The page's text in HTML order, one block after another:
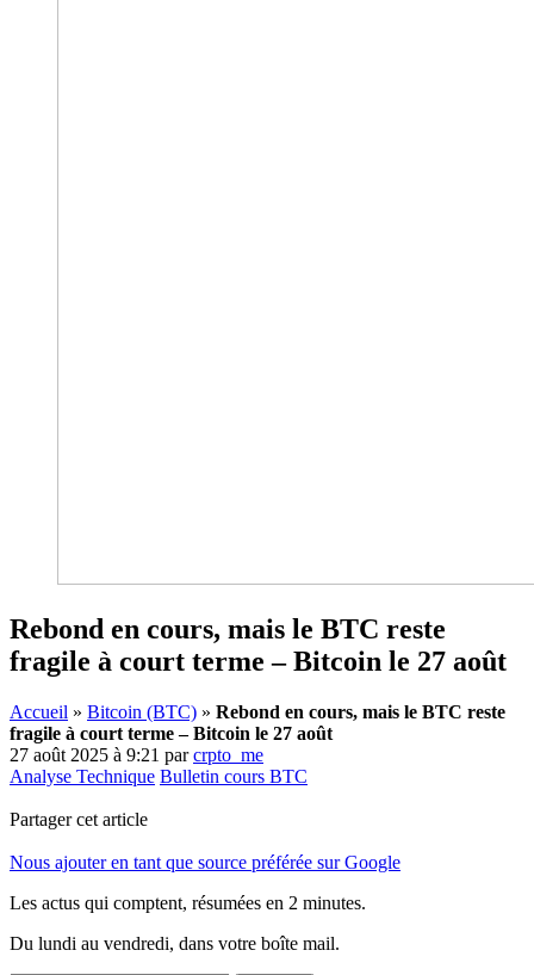
Rebond en cours, mais le BTC reste
fragile à court terme – Bitcoin le 27 août
Accueil » Bitcoin (BTC) » Rebond en cours, mais le BTC reste
fragile à court terme – Bitcoin le 27 août
27 août 2025 à 9:21 parcrpto_me
Analyse Technique Bulletin cours BTC
Partager cet article
Nous ajouter en tant que source préférée sur Google
Les actus qui comptent, résumées en 2 minutes.
Du lundi au vendredi, dans votre boîte mail.